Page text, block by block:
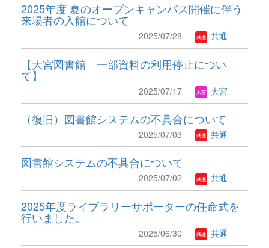
2025年度 夏のオープンキャンパス開催に伴う
来場者の入館について
2025/07/28 共通
【大宮図書館 一部資料の利用停止につい
て】
2025/07/17 大宮
（復旧）図書館システムの不具合について
2025/07/03 共通
図書館システムの不具合について
2025/07/02 共通
2025年度ライブラリーサポーターの任命式を
行いました。
2025/06/30 共通